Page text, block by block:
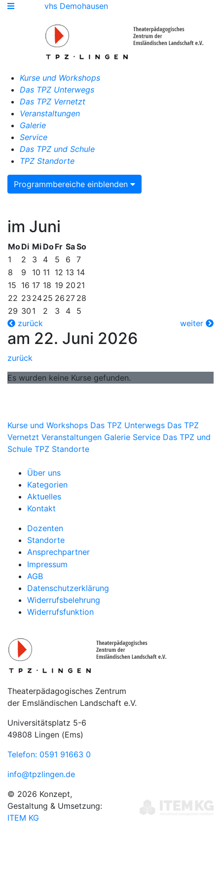
vhs Demohausen
Kurse und Workshops
Das TPZ Unterwegs
Das TPZ Vernetzt
Veranstaltungen
Galerie
Service
Das TPZ und Schule
TPZ Standorte
Programmbereiche einblenden
im Juni
MoDi Mi DoFr SaSo
1
2 3 4 5 6
7
8
9 10 11 12 13 14
15 16 17 18 19 20 21
22 23 2425 26 27 28
29 30 1 2 3 4
5
zurück
weiter
am 22. Juni 2026
zurück
Es wurden keine Kurse gefunden.
Kurse und Workshops Das TPZ Unterwegs Das TPZ
Vernetzt Veranstaltungen Galerie Service Das TPZ und
Schule TPZ Standorte
Über uns
Kategorien
Aktuelles
Kontakt
Dozenten
Standorte
Ansprechpartner
Impressum
AGB
Datenschutzerklärung
Widerrufsbelehrung
Widerrufsfunktion
Theaterpädagogisches Zentrum
der Emsländischen Landschaft e.V.
Universitätsplatz 5-6
49808 Lingen (Ems)
Telefon: 0591 91663 0
info@tpzlingen.de
© 2026 Konzept,
Gestaltung & Umsetzung:
ITEM KG